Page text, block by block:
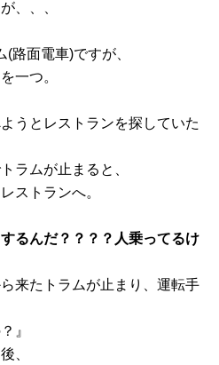
、、、
路面電車)ですが、
一つ。
うとレストランを探していた
ラムが止まると、
ストランへ。
るんだ？？？？人乗ってるけ
来たトラムが止まり、運転手
』
、